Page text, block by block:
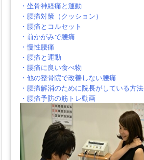
・坐骨神経痛と運動
・腰痛対策（クッション）
・腰痛とコルセット
・前かがみで腰痛
・慢性腰痛
・腰痛と運動
・腰痛に良い食べ物
・他の整骨院で改善しない腰痛
・腰痛解消のために院長がしている方法
・腰痛予防の筋トレ動画